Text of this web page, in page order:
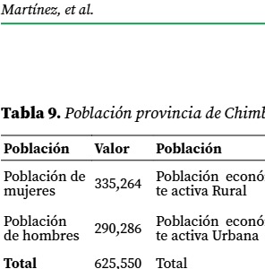
Martínez, et al.
Tabla 9. Población provincia de
Población Valor
Población
Población de
mujeres
335,264
Población
te activa Rural
Población
de hombres
290,286
Población
te activa Urbana
Total
625,550 Total